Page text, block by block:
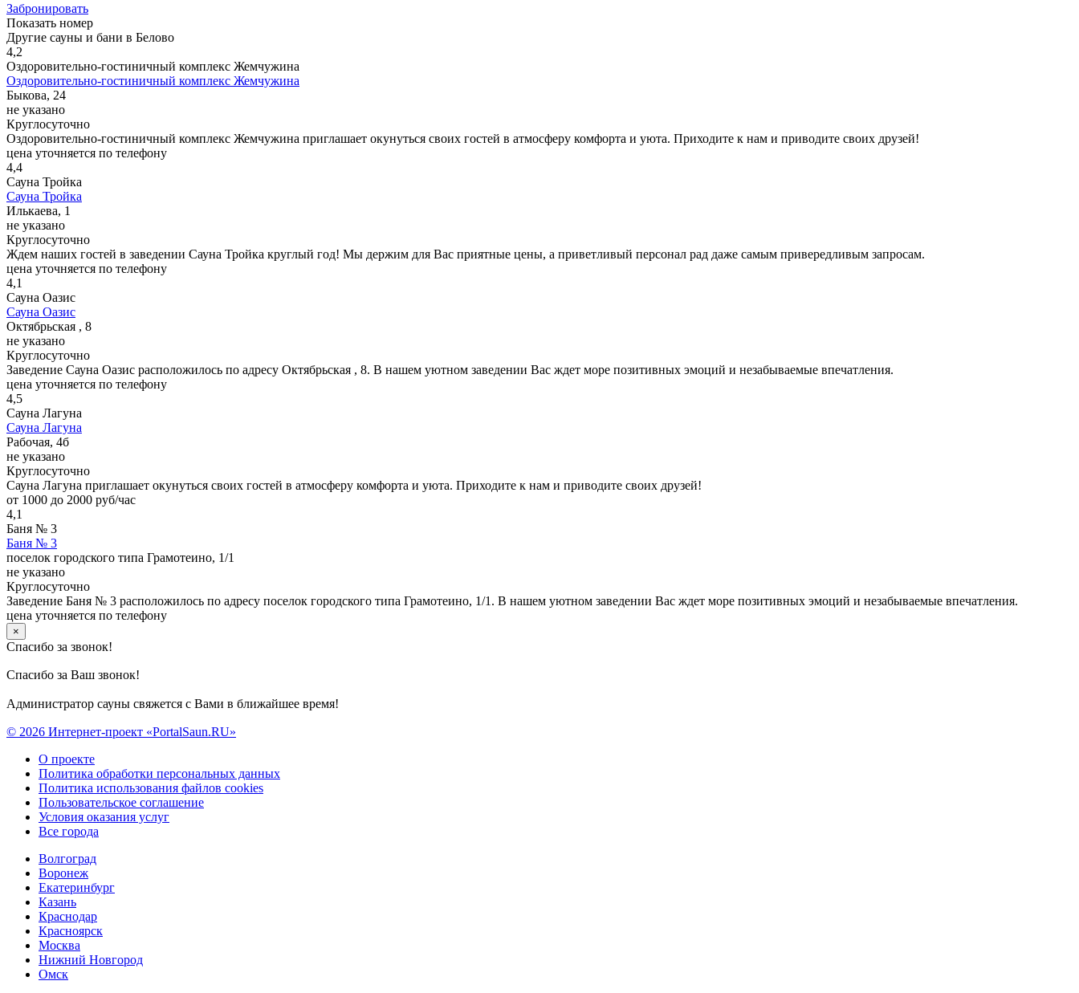
Забронировать
Показать номер
Другие сауны и бани в Белово
4,2
Оздоровительно-гостиничный комплекс Жемчужина
Оздоровительно-гостиничный комплекс Жемчужина
Быкова, 24
не указано
Круглосуточно
Оздоровительно-гостиничный комплекс Жемчужина приглашает окунуться своих гостей в атмосферу комфорта и уюта. Приходите к нам и приводите своих друзей!
цена уточняется по телефону
4,4
Сауна Тройка
Сауна Тройка
Илькаева, 1
не указано
Круглосуточно
Ждем наших гостей в заведении Сауна Тройка круглый год! Мы держим для Вас приятные цены, а приветливый персонал рад даже самым привередливым запросам.
цена уточняется по телефону
4,1
Сауна Оазис
Сауна Оазис
Октябрьская , 8
не указано
Круглосуточно
Заведение Сауна Оазис расположилось по адресу Октябрьская , 8. В нашем уютном заведении Вас ждет море позитивных эмоций и незабываемые впечатления.
цена уточняется по телефону
4,5
Сауна Лагуна
Сауна Лагуна
Рабочая, 4б
не указано
Круглосуточно
Сауна Лагуна приглашает окунуться своих гостей в атмосферу комфорта и уюта. Приходите к нам и приводите своих друзей!
от 1000 до 2000 руб/час
4,1
Баня № 3
Баня № 3
поселок городского типа Грамотеино, 1/1
не указано
Круглосуточно
Заведение Баня № 3 расположилось по адресу поселок городского типа Грамотеино, 1/1. В нашем уютном заведении Вас ждет море позитивных эмоций и незабываемые впечатления.
цена уточняется по телефону
×
Спасибо за звонок!
Спасибо за Ваш звонок!
Администратор сауны свяжется с Вами в ближайшее время!
© 2026 Интернет-проект «PortalSaun.RU»
О проекте
Политика обработки персональных данных
Политика использования файлов cookies
Пользовательское соглашение
Условия оказания услуг
Все города
Волгоград
Воронеж
Екатеринбург
Казань
Краснодар
Красноярск
Москва
Нижний Новгород
Омск